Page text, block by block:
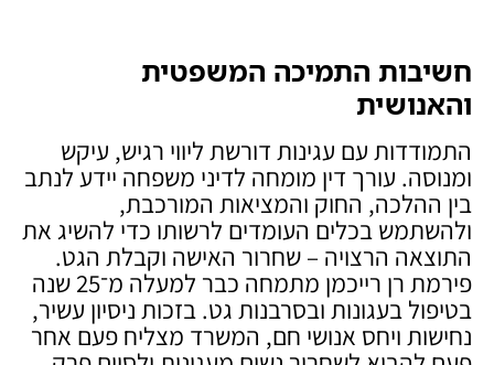
חשיבות התמיכה המשפטית
והאנושית
התמודדות עם עגינות דורשת ליווי רגיש, עיקש
ומנוסה. עורך דין מומחה לדיני משפחה יידע לנתב
בין ההלכה, החוק והמציאות המורכבת,
ולהשתמש בכלים העומדים לרשותו כדי להשיג את
התוצאה הרצויה – שחרור האישה וקבלת הגט.
פירמת רן רייכמן מתמחה כבר למעלה מ־25 שנה
בטיפול בעגונות ובסרבנות גט. בזכות ניסיון עשיר,
נחישות ויחס אנושי חם, המשרד מצליח פעם אחר